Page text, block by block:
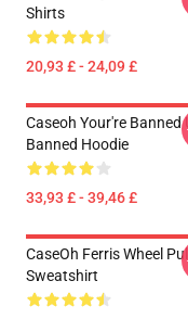
Shirts
20,93 £ - 24,09 £
Caseoh Your're Banned
Banned Hoodie
33,93 £ - 39,46 £
CaseOh Ferris Wheel
Sweatshirt